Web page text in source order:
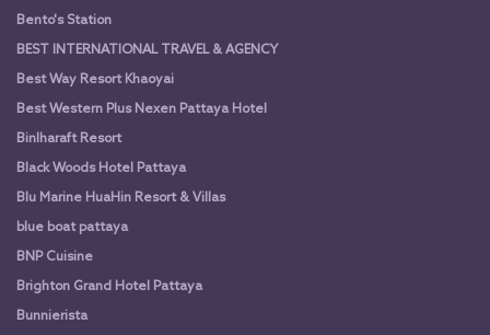
Bento's Station
BEST INTERNATIONAL TRAVEL & AGENCY
Best Way Resort Khaoyai
Best Western Plus Nexen Pattaya Hotel
Binlharaft Resort
Black Woods Hotel Pattaya
Blu Marine HuaHin Resort & Villas
blue boat pattaya
BNP Cuisine
Brighton Grand Hotel Pattaya
Bunnierista